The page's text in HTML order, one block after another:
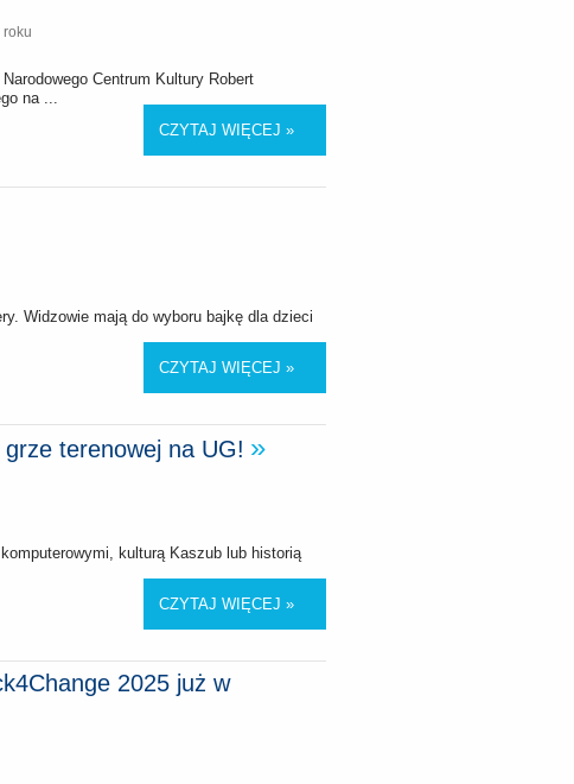
roku
Centrum Kultury Robert
na ...
CZYTAJ WIĘCEJ »
Widzowie mają do wyboru bajkę dla dzieci
CZYTAJ WIĘCEJ »
terenowej na UG!
kulturą Kaszub lub historią
CZYTAJ WIĘCEJ »
2025 już w